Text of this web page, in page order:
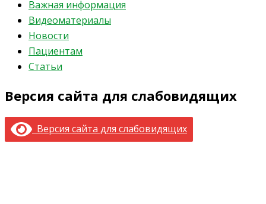
Важная информация
Видеоматериалы
Новости
Пациентам
Статьи
Версия сайта для слабовидящих
Версия сайта для слабовидящих